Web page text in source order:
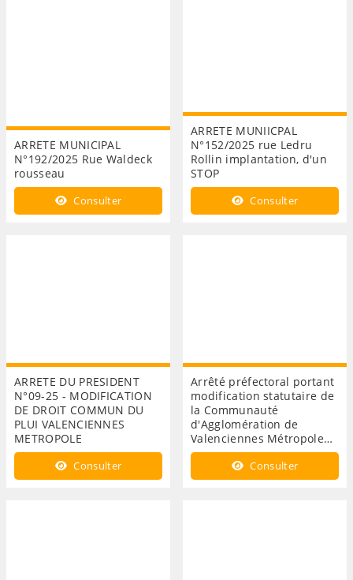
ARRETE MUNICIPAL
N°192/2025 Rue Waldeck
rousseau
Consulter
ARRETE MUNIICPAL
N°152/2025 rue Ledru
Rollin implantation, d'un
STOP
Consulter
ARRETE DU PRESIDENT
N°09-25 - MODIFICATION
DE DROIT COMMUN DU
PLUI VALENCIENNES
METROPOLE
Consulter
Arrêté préfectoral portant
modification statutaire de
la Communauté
d'Agglomération de
Valenciennes Métropole…
Consulter